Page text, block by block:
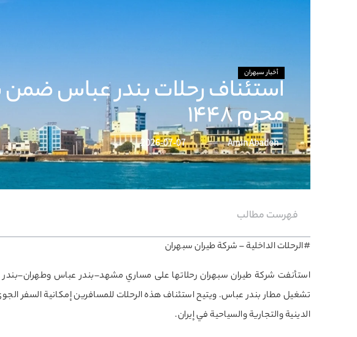
أخبار سبهران
استئناف رحلات بندر عباس ضمن
محرم 1448
Amin Abadeh
2026-07-07
فهرست مطالب
#الرحلات الداخلية – شركة طيران سبهران
استأنفت شركة طيران سبهران رحلاتها على مساري مشهد–بندر عباس
تشغيل مطار بندر عباس. ويتيح استئناف هذه الرحلات للمسافرين إمكانية السفر
الدينية والتجارية والسياحية في إيران.